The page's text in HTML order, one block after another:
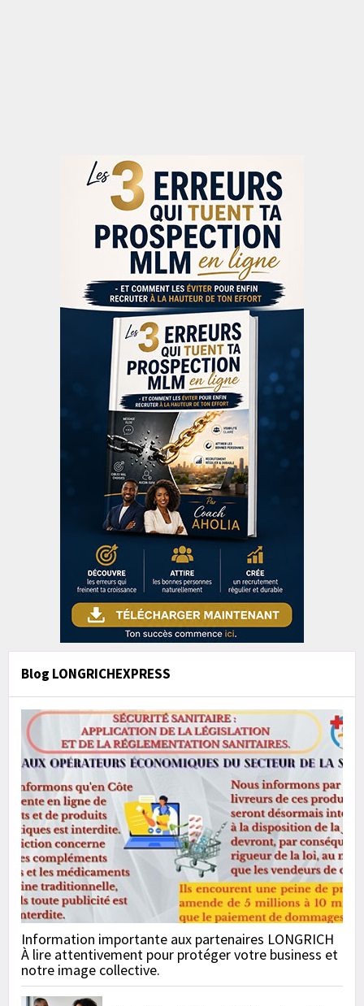
Blog LONGRICHEXPRESS
Information importante aux partenaires LONGRICH
À lire attentivement pour protéger votre business et
notre image collective.